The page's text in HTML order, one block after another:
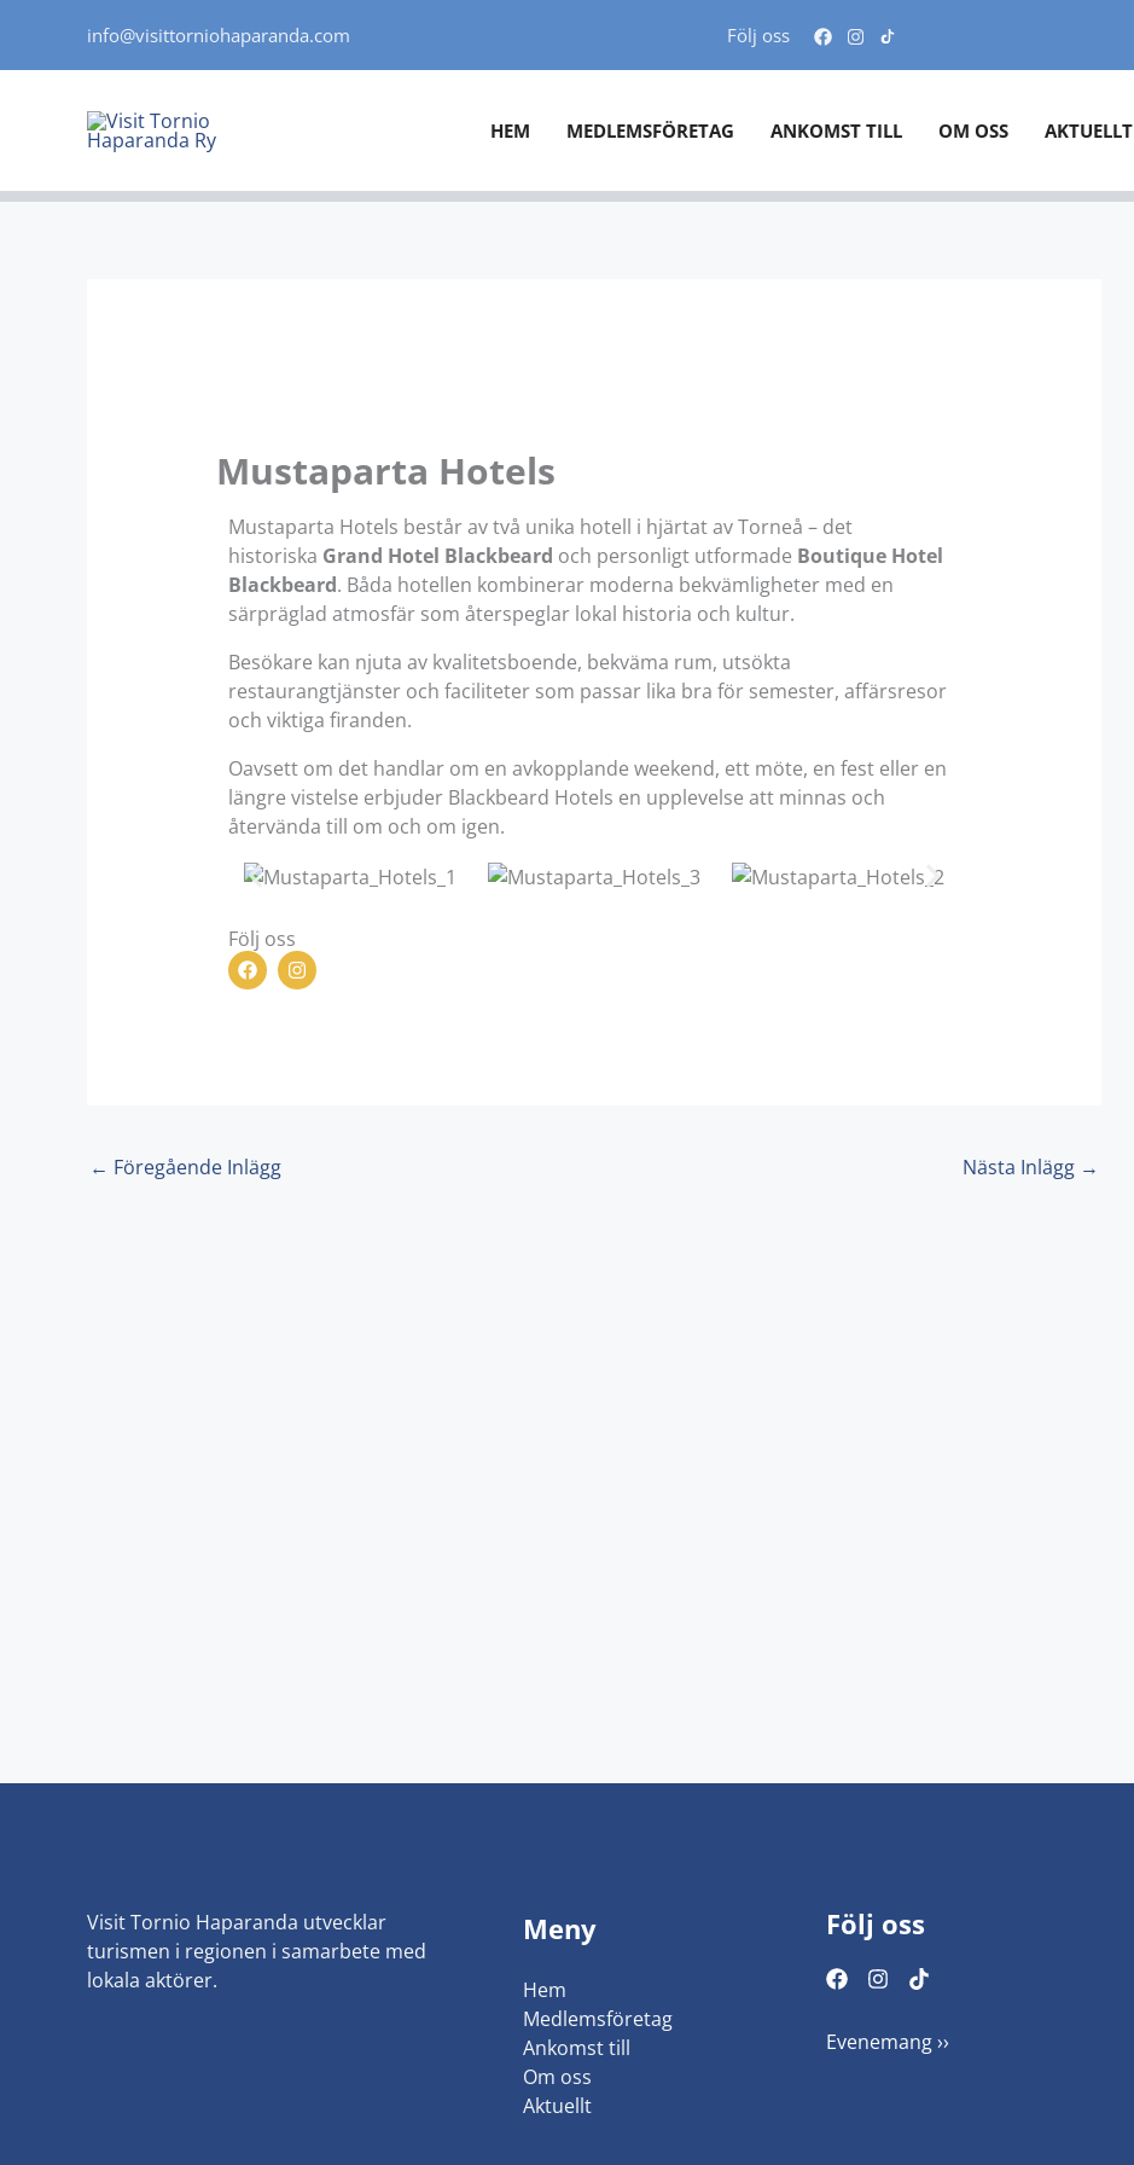
innehåll
info@visittorniohaparanda.com Följ oss
HEM MEDLEMSFÖRETAG ANKOMST TILL OM OSS AKTUELLT
Mustaparta Hotels
Mustaparta Hotels består av två unika hotell i hjärtat av Torneå – det
historiska Grand Hotel Blackbeard och personligt utformade Boutique Hotel
Blackbeard. Båda hotellen kombinerar moderna bekvämligheter med en
särpräglad atmosfär som återspeglar lokal historia och kultur.
Besökare kan njuta av kvalitetsboende, bekväma rum, utsökta
restaurangtjänster och faciliteter som passar lika bra för semester, affärsresor
och viktiga firanden.
Oavsett om det handlar om en avkopplande weekend, ett möte, en fest eller en
längre vistelse erbjuder Blackbeard Hotels en upplevelse att minnas och
återvända till om och om igen.
Följ oss
F
a
c
I
n
s
← Föregående Inlägg Nästa Inlägg →
Visit Tornio Haparanda utvecklar
turismen i regionen i samarbete med
lokala aktörer.
Meny
Hem
Medlemsföretag
Ankomst till
Om oss
Aktuellt
Följ oss
Evenemang ››